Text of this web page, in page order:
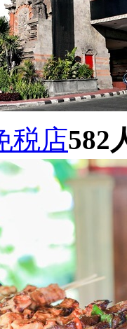
税店582